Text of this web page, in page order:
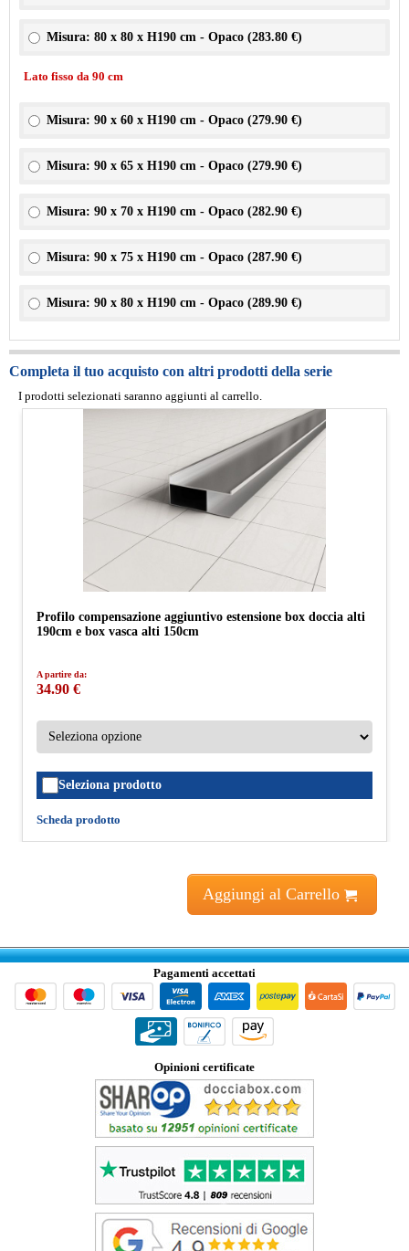
Misura: 80 x 80 x H190 cm - Opaco (283.80 €)
Lato fisso da 90 cm
Misura: 90 x 60 x H190 cm - Opaco (279.90 €)
Misura: 90 x 65 x H190 cm - Opaco (279.90 €)
Misura: 90 x 70 x H190 cm - Opaco (282.90 €)
Misura: 90 x 75 x H190 cm - Opaco (287.90 €)
Misura: 90 x 80 x H190 cm - Opaco (289.90 €)
Completa il tuo acquisto con altri prodotti della serie
I prodotti selezionati saranno aggiunti al carrello.
Profilo compensazione aggiuntivo estensione box doccia alti
190cm e box vasca alti 150cm
A partire da:
34.90 €
Seleziona prodotto
Scheda prodotto
Aggiungi al Carrello
Pagamenti accettati
Opinioni certificate